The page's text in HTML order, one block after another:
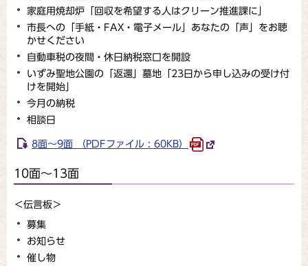
家庭用焼却炉「回収を希望する人はクリーン推進課に」
市長への「手紙・FAX・電子メール」あなたの「声」をお聴
かせください
自動車税の夜間・休日納税窓口を開設
いずみ聖地公園の「返還」墓地「23日から申し込みの受け付
けを開始」
今月の納税
相談日
8面～9面 （PDFファイル : 60KB）
10面～13面
＜伝言板＞
募集
お知らせ
催し物